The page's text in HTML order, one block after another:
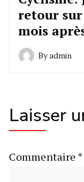
retour
mois
Byadmin
Laisser
Commentaire *